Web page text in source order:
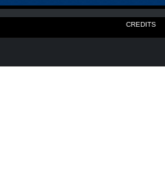
CREDITS